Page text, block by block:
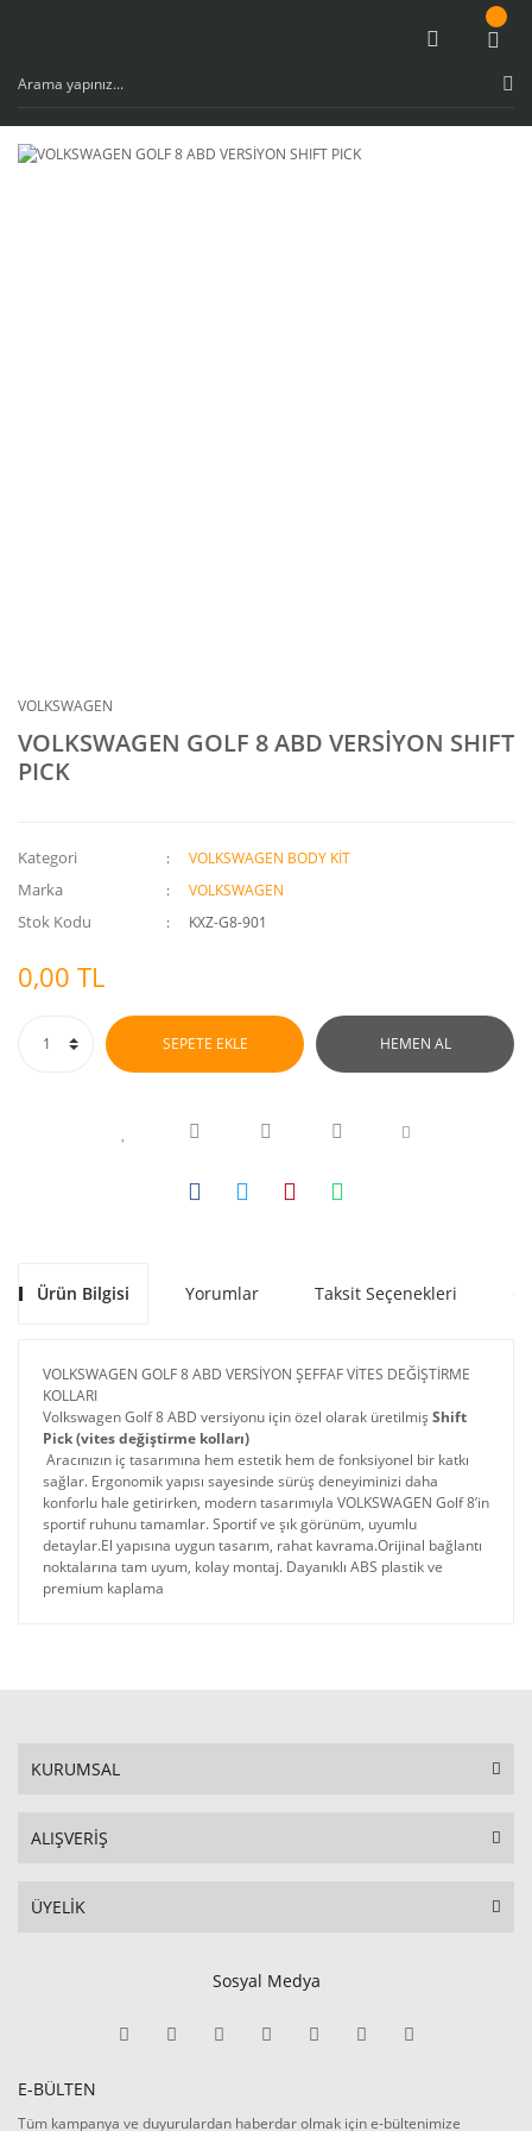
VOLKSWAGEN
VOLKSWAGEN GOLF 8 ABD VERSİYON SHIFT
PICK
Kategori VOLKSWAGEN BODY KİT
Marka VOLKSWAGEN
Stok Kodu KXZ-G8-901
0,00 TL
SEPETE EKLE HEMEN AL
Ürün Bilgisi Yorumlar Taksit Seçenekleri
VOLKSWAGEN GOLF 8 ABD VERSİYON ŞEFFAF VİTES DEĞİŞTİRME
KOLLARI
Volkswagen Golf 8 ABD versiyonu için özel olarak üretilmiş Shift
Pick (vites değiştirme kolları)
Aracınızın iç tasarımına hem estetik hem de fonksiyonel bir katkı
sağlar. Ergonomik yapısı sayesinde sürüş deneyiminizi daha
konforlu hale getirirken, modern tasarımıyla VOLKSWAGEN Golf 8’in
sportif ruhunu tamamlar. Sportif ve şık görünüm, uyumlu
detaylar.El yapısına uygun tasarım, rahat kavrama.Orijinal bağlantı
noktalarına tam uyum, kolay montaj. Dayanıklı ABS plastik ve
premium kaplama
KURUMSAL
ALIŞVERİŞ
ÜYELİK
Sosyal Medya
E-BÜLTEN
Tüm kampanya ve duyurulardan haberdar olmak için e-bültenimize